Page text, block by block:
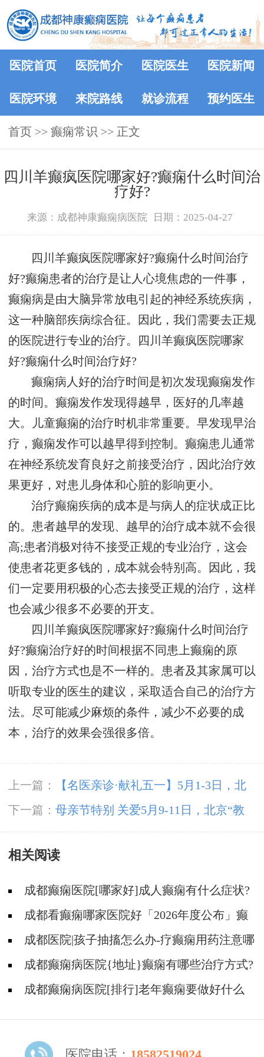
医院首页 医院简介 医院医生 医院新闻
医院环境 来院路线 就诊流程 预约医生
首页 >> 癫痫常识 >> 正文
四川羊癫疯医院哪家好?癫痫什么时间治
疗好?
来源：成都神康癫痫病医院 日期：2025-04-27
四川羊癫疯医院哪家好?癫痫什么时间治疗
好?癫痫患者的治疗是让人心境焦虑的一件事，
癫痫病是由大脑异常放电引起的神经系统疾病，
这一种脑部疾病综合征。因此，我们需要去正规
的医院进行专业的治疗。四川羊癫疯医院哪家
好?癫痫什么时间治疗好?
癫痫病人好的治疗时间是初次发现癫痫发作
的时间。癫痫发作发现得越早，医好的几率越
大。儿童癫痫的治疗时机非常重要。早发现早治
疗，癫痫发作可以越早得到控制。癫痫患儿通常
在神经系统发育良好之前接受治疗，因此治疗效
果更好，对患儿身体和心脏的影响更小。
治疗癫痫疾病的成本是与病人的症状成正比
的。患者越早的发现、越早的治疗成本就不会很
高;患者消极对待不接受正规的专业治疗，这会
使患者花更多钱的，成本就会特别高。因此，我
们一定要用积极的心态去接受正规的治疗，这样
也会减少很多不必要的开支。
四川羊癫疯医院哪家好?癫痫什么时间治疗
好?癫痫治疗好的时间根据不同患上癫痫的原
因，治疗方式也是不一样的。患者及其家属可以
听取专业的医生的建议，采取适合自己的治疗方
法。尽可能减少麻烦的条件，减少不必要的成
本，治疗的效果会强很多倍。
上一篇：
【名医亲诊·献礼五一】5月1-3日，北
京三甲名医空降成都，为癫痫患者带来新希望
下一篇： 母亲节特别 关爱5月9-11日，北京“教
授级”癫痫名医亲临神康，多学科会诊助力患者
重获健康
相关阅读
成都癫痫医院[哪家好]成人癫痫有什么症状?
成都看癫痫哪家医院好「2026年度公布」癫
痫病的用药注意事项有什么?
成都医院|孩子抽搐怎么办-疗癫痫用药注意哪
些?成都癫痫病医院{地址}癫痫有哪些治疗方式?
成都癫痫病医院[排行]老年癫痫要做好什么